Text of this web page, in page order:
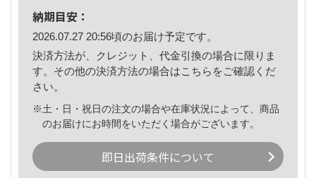
納期目安：
2026.07.27 20:56頃のお届け予定です。
決済方法が、クレジット、代金引換の場合に限りま
す。その他の決済方法の場合はこちら をご確認くだ
さい。
※土・日・祝日の注文の場合や在庫状況によって、商品
のお届けにお時間をいただく場合がございます。
即日出荷条件について